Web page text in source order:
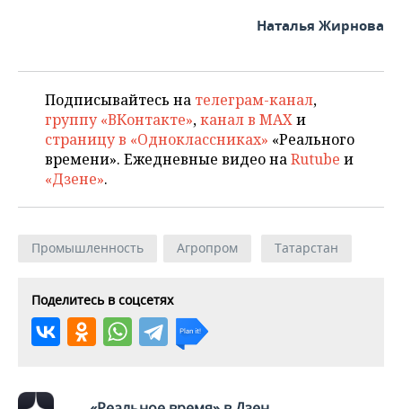
Наталья Жирнова
Подписывайтесь на телеграм-канал,
группу «ВКонтакте»,канал в MAXи
страницу в «Одноклассниках» «Реального
времени». Ежедневные видео наRutube и
«Дзене».
Промышленность Агропром Татарстан
Поделитесь в соцсетях